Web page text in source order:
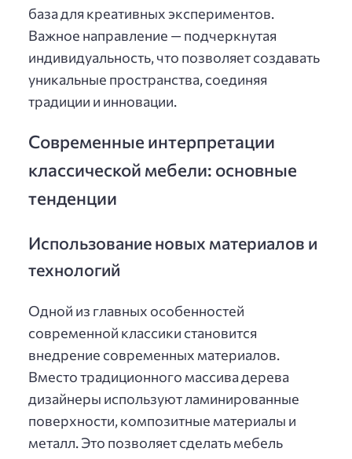
база для креативных экспериментов.
Важное направление — подчеркнутая
индивидуальность, что позволяет создавать
уникальные пространства, соединяя
традиции и инновации.
Современные интерпретации
классической мебели: основные
тенденции
Использование новых материалов и
технологий
Одной из главных особенностей
современной классики становится
внедрение современных материалов.
Вместо традиционного массива дерева
дизайнеры используют ламинированные
поверхности, композитные материалы и
металл. Это позволяет сделать мебель